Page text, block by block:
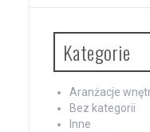
Kategorie
Aranżacje
Bez kategorii
Inne